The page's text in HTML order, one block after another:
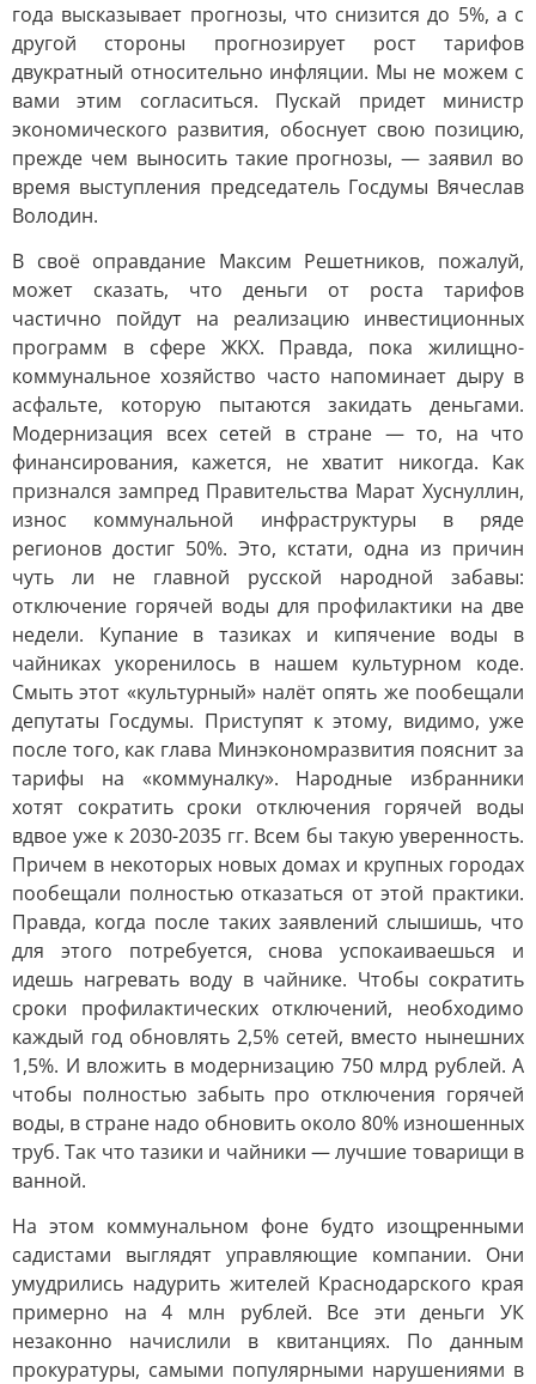
года высказывает прогнозы, что снизится до 5%, а с
другой стороны прогнозирует рост тарифов
двукратный относительно инфляции. Мы не можем с
вами этим согласиться. Пускай придет министр
экономического развития, обоснует свою позицию,
прежде чем выносить такие прогнозы, — заявил во
время выступления председатель Госдумы Вячеслав
Володин.
В своё оправдание Максим Решетников, пожалуй,
может сказать, что деньги от роста тарифов
частично пойдут на реализацию инвестиционных
программ в сфере ЖКХ. Правда, пока жилищно-
коммунальное хозяйство часто напоминает дыру в
асфальте, которую пытаются закидать деньгами.
Модернизация всех сетей в стране — то, на что
финансирования, кажется, не хватит никогда. Как
признался зампред Правительства Марат Хуснуллин,
износ коммунальной инфраструктуры в ряде
регионов достиг 50%. Это, кстати, одна из причин
чуть ли не главной русской народной забавы:
отключение горячей воды для профилактики на две
недели. Купание в тазиках и кипячение воды в
чайниках укоренилось в нашем культурном коде.
Смыть этот «культурный» налёт опять же пообещали
депутаты Госдумы. Приступят к этому, видимо, уже
после того, как глава Минэкономразвития пояснит за
тарифы на «коммуналку». Народные избранники
хотят сократить сроки отключения горячей воды
вдвое уже к 2030-2035 гг. Всем бы такую уверенность.
Причем в некоторых новых домах и крупных городах
пообещали полностью отказаться от этой практики.
Правда, когда после таких заявлений слышишь, что
для этого потребуется, снова успокаиваешься и
идешь нагревать воду в чайнике. Чтобы сократить
сроки профилактических отключений, необходимо
каждый год обновлять 2,5% сетей, вместо нынешних
1,5%. И вложить в модернизацию 750 млрд рублей. А
чтобы полностью забыть про отключения горячей
воды, в стране надо обновить около 80% изношенных
труб. Так что тазики и чайники — лучшие товарищи в
ванной.
На этом коммунальном фоне будто изощренными
садистами выглядят управляющие компании. Они
умудрились надурить жителей Краснодарского края
примерно на 4 млн рублей. Все эти деньги УК
незаконно начислили в квитанциях. По данным
прокуратуры, самыми популярными нарушениями в